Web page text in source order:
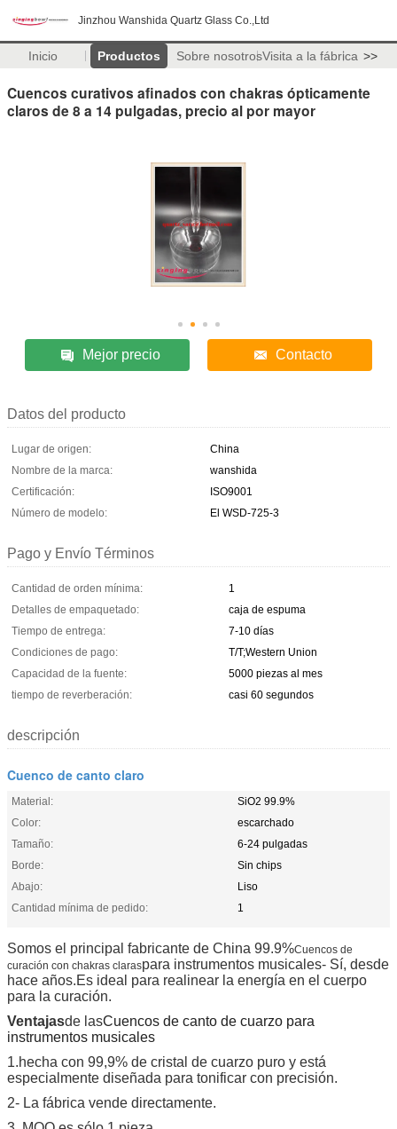
Jinzhou Wanshida Quartz Glass Co.,Ltd
Inicio Productos Sobre nosotrosVisita a la fábrica >>
Cuencos curativos afinados con chakras ópticamente
claros de 8 a 14 pulgadas, precio al por mayor
Mejor precio Contacto
Datos del producto
Lugar de origen:
China
Nombre de la marca:
wanshida
Certificación:
ISO9001
Número de modelo:
El WSD-725-3
Pago y Envío Términos
Cantidad de orden mínima:
1
Detalles de empaquetado:
caja de espuma
Tiempo de entrega:
7-10 días
Condiciones de pago:
T/T;Western Union
Capacidad de la fuente:
5000 piezas al mes
tiempo de reverberación:
casi 60 segundos
descripción
Cuenco de canto claro
Material:
SiO2 99.9%
Color:
escarchado
Tamaño:
6-24 pulgadas
Borde:
Sin chips
Abajo:
Liso
Cantidad mínima de pedido:
1
Somos el principal fabricante de China 99.9%Cuencos de
curación con chakras claraspara instrumentos musicales- Sí, desde
hace años.Es ideal para realinear la energía en el cuerpo
para la curación.
Ventajasde lasCuencos de canto de cuarzo para
instrumentos musicales
1.hecha con 99,9% de cristal de cuarzo puro y está
especialmente diseñada para tonificar con precisión.
2- La fábrica vende directamente.